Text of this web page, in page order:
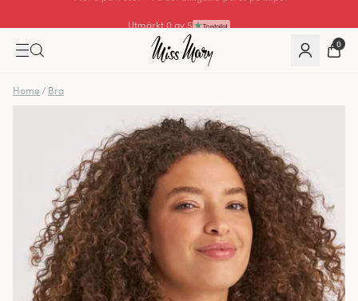
0
Home / Bra